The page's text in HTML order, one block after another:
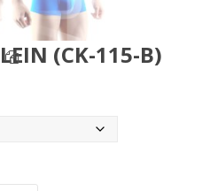
(CK-115-B)